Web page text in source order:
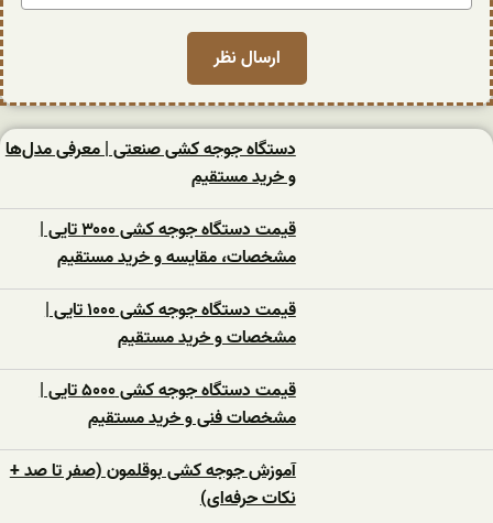
دستگاه جوجه کشی صنعتی | معرفی مدل‌ها
و خرید مستقیم
قیمت دستگاه جوجه کشی ۳۰۰۰ تایی |
مشخصات، مقایسه و خرید مستقیم
قیمت دستگاه جوجه کشی ۱۰۰۰ تایی |
مشخصات و خرید مستقیم
قیمت دستگاه جوجه کشی ۵۰۰۰ تایی |
مشخصات فنی و خرید مستقیم
آموزش جوجه کشی بوقلمون (صفر تا صد +
نکات حرفه‌ای)